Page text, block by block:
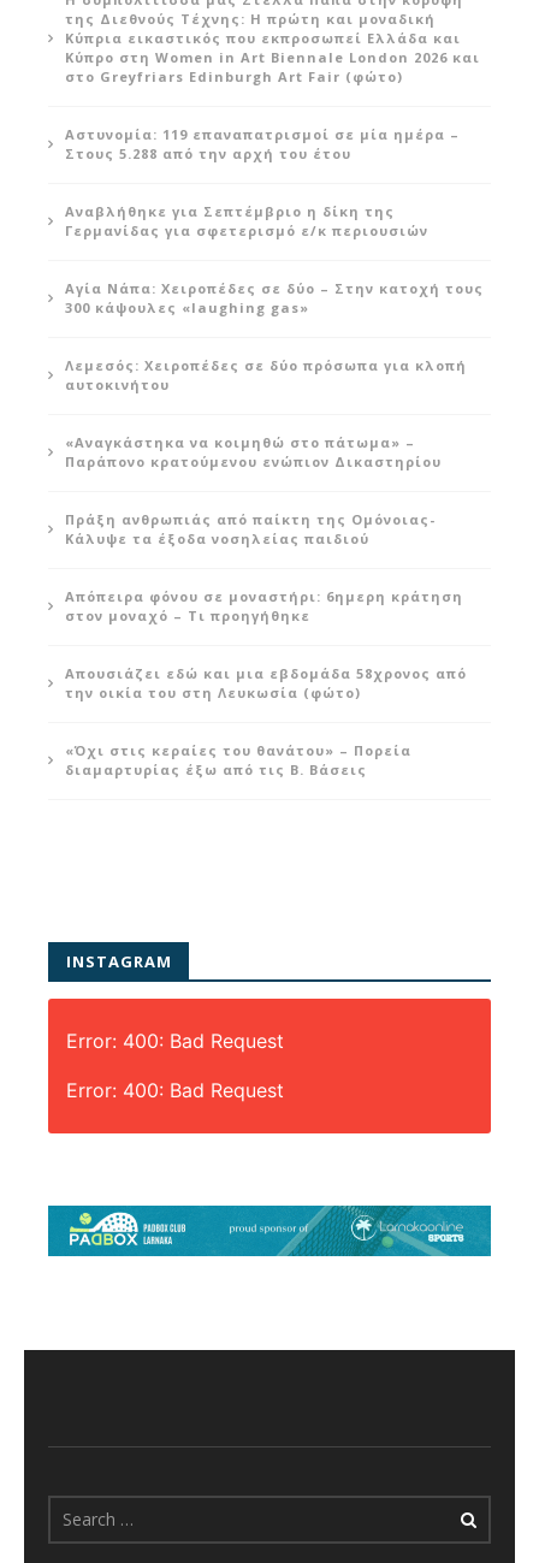
της Διεθνούς Τέχνης: Η πρώτη και μοναδική
Κύπρια εικαστικός που εκπροσωπεί Ελλάδα και
Κύπρο στη Women in Art Biennale London 2026 και
στο Greyfriars Edinburgh Art Fair (φώτο)
Αστυνομία: 119 επαναπατρισμοί σε μία ημέρα –
Στους 5.288 από την αρχή του έτου
Αναβλήθηκε για Σεπτέμβριο η δίκη της
Γερμανίδας για σφετερισμό ε/κ περιουσιών
Αγία Νάπα: Χειροπέδες σε δύο – Στην κατοχή τους
300 κάψουλες «laughing gas»
Λεμεσός: Χειροπέδες σε δύο πρόσωπα για κλοπή
αυτοκινήτου
«Αναγκάστηκα να κοιμηθώ στο πάτωμα» –
Παράπονο κρατούμενου ενώπιον Δικαστηρίου
Πράξη ανθρωπιάς από παίκτη της Ομόνοιας-
Κάλυψε τα έξοδα νοσηλείας παιδιού
Απόπειρα φόνου σε μοναστήρι: 6ημερη κράτηση
στον μοναχό – Τι προηγήθηκε
Απουσιάζει εδώ και μια εβδομάδα 58χρονος από
την οικία του στη Λευκωσία (φώτο)
«Όχι στις κεραίες του θανάτου» – Πορεία
διαμαρτυρίας έξω από τις Β. Βάσεις
INSTAGRAM
Error: 400: Bad Request
Error: 400: Bad Request